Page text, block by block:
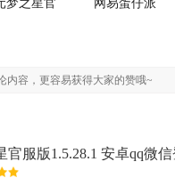
梦之星官
网易蛋仔派
官服版1.5.28.1 安卓qq微信